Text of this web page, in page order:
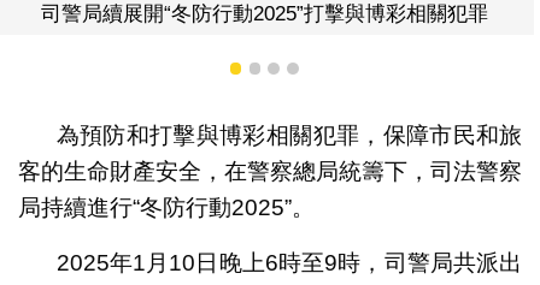
2025”打擊與博彩相關犯罪 司警局續展開“冬防
1 2 3 4
為預防和打擊與博彩相關犯罪，保障市民和旅
客的生命財產安全，在警察總局統籌下，司法警察
局持續進行“冬防行動2025”。
2025年1月10日晚上6時至9時，司警局共派出